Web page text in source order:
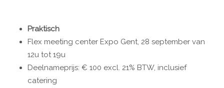
Praktisch
Flex meeting center Expo Gent, 28 september van
12u tot 19u
Deelnameprijs: € 100 excl. 21% BTW, inclusief
catering